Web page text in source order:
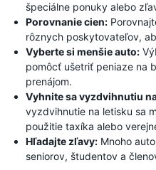
špeciálne ponuky alebo
Porovnanie cien:
rôznych poskytovateľov,
Vyberte si menšie auto:
pomôcť ušetriť peniaze na
prenájom.
Vyhnite sa vyzdvihnutiu
vyzdvihnutie na letisku sa
použitie taxíka alebo
Hľadajte zľavy: Mnoho
seniorov, študentov a